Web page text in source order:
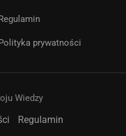
prywatności
Wiedzy
Regulamin
mogę Ci pomóc?